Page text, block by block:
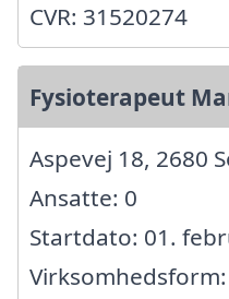
CVR: 31520274
Fysioterapeut
Aspevej 18, 2680
Ansatte: 0
Startdato: 01.
Virksomhedsform: